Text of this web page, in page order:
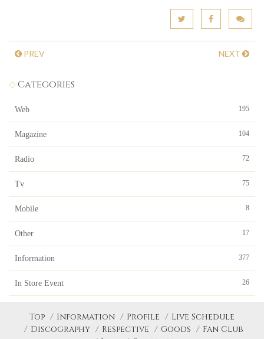
PREV NEXT
Categories
Web 195
Magazine 104
Radio 72
Tv 75
Mobile 8
Other 17
Information 377
In Store Event 26
Top Information Profile
Live Schedule
Discography
Respective Goods
Fan Club